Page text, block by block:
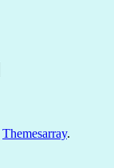
Themesarray.